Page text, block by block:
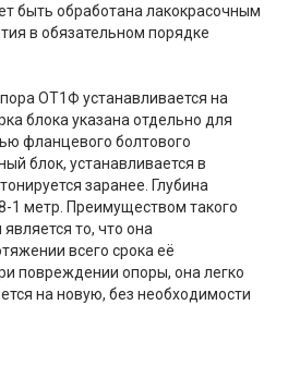
быть обработана лакокрасочным
в обязательном порядке
ОТ1Ф устанавливается на
блока указана отдельно для
фланцевого болтового
блок, устанавливается в
заранее. Глубина
1 метр. Преимуществом такого
то, что она
всего срока её
повреждении опоры, она легко
на новую, без необходимости